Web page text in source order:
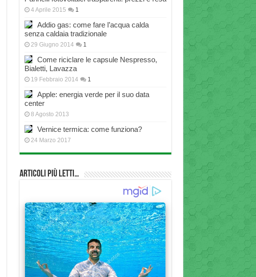
4 Aprile 2015 1
Addio gas: come fare l’acqua calda
senza caldaia tradizionale
29 Giugno 2014 1
Come riciclare le capsule Nespresso,
Bialetti, Lavazza
19 Febbraio 2014 1
Apple: energia verde per il suo data
center
8 Agosto 2013
Vernice termica: come funziona?
24 Marzo 2017
Articoli più Letti…